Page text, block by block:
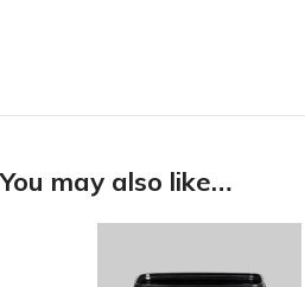
You may also like…